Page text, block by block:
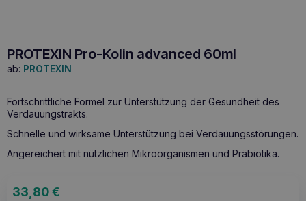
PROTEXIN Pro-Kolin advanced 60ml
ab: PROTEXIN
Fortschrittliche Formel zur Unterstützung der Gesundheit des
Verdauungstrakts.
Schnelle und wirksame Unterstützung bei Verdauungsstörungen.
Angereichert mit nützlichen Mikroorganismen und Präbiotika.
33,80€